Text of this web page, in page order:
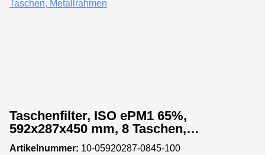
Taschenfilter, ISO ePM1 65%,
592x287x450 mm, 8 Taschen,
Metallrahmen
Artikelnummer: 10-05920287-0845-100